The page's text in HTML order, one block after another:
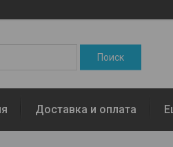
Доставка и оплата